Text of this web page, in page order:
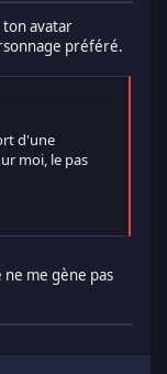
ton avatar
préféré.
d'une
moi, le pas
ne me gène pas